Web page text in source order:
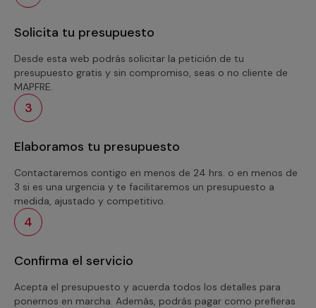
Solicita tu presupuesto
Desde esta web podrás solicitar la petición de tu
presupuesto gratis y sin compromiso, seas o no cliente de
MAPFRE.
3
Elaboramos tu presupuesto
Contactaremos contigo en menos de 24 hrs. o en menos de
3 si es una urgencia y te facilitaremos un presupuesto a
medida, ajustado y competitivo.
4
Confirma el servicio
Acepta el presupuesto y acuerda todos los detalles para
ponernos en marcha. Además, podrás pagar como prefieras